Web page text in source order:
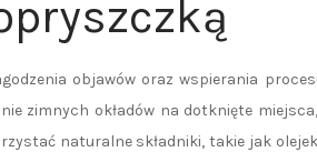
objawów oraz wspierania
zimnych okładów na dotknięte
naturalne składniki, takie jak